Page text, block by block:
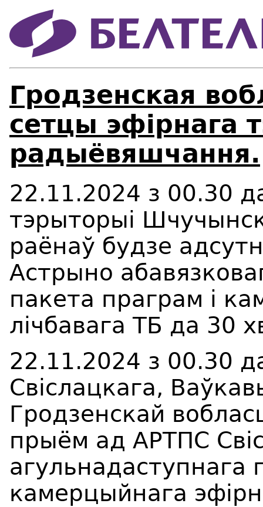
Гродзенская
сетцы эфірнага
радыёвяшчання.
22.11.2024 з 00.30 д
тэрыторыi
раёнаў будзе
Астрыно
пакета праграм і
лічбавага ТБ да 30
22.11.2024 з 00.30 д
Свіслацкага,
Гродзенскай
прыём ад АРТПС
агульнадаступнага
камерцыйнага